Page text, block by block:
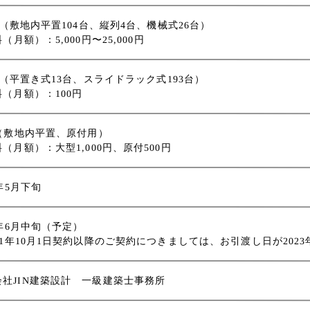
敷地内平置104台、縦列4台、機械式26台）
（月額）：5,000円〜25,000円
平置き式13台、スライドラック式193台）
（月額）：100円
敷地内平置、原付用）
（月額）：大型1,000円、原付500円
5月下旬
6月中旬（予定）
10月1日契約以降のご契約につきましては、お引渡し日が2023
社JIN建築設計 一級建築士事務所